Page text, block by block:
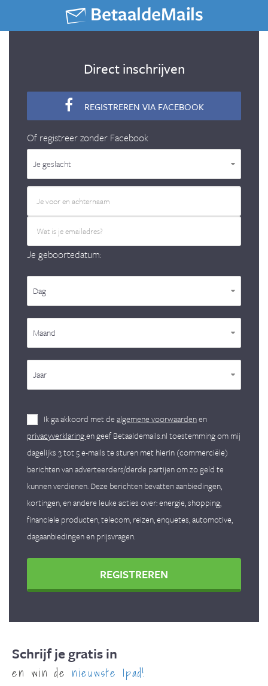
Direct inschrijven
REGISTREREN VIA FACEBOOK
Of registreer zonder Facebook
Je geslacht
Je geboortedatum:
Dag
Maand
Jaar
Ik ga akkoord met dealgemene voorwaardenen
privacyverklaringen geef Betaaldemails.nl toestemming om mij
dagelijks 3 tot 5 e-mails te sturen met hierin (commerciële)
berichten van adverteerders/derde partijen om zo geld te
kunnen verdienen. Deze berichten bevatten aanbiedingen,
kortingen, en andere leuke acties over: energie, shopping,
financiele producten, telecom, reizen, enquetes, automotive,
dagaanbiedingen en prijsvragen.
REGISTREREN
Schrijf je gratis in
en win de nieuwste Ipad!